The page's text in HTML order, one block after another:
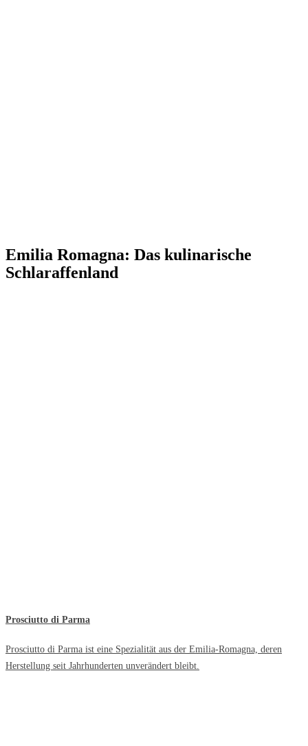
Emilia Romagna: Das kulinarische
Schlaraffenland
Prosciutto di Parma
Prosciutto di Parma ist eine Spezialität aus der Emilia-Romagna, deren
Herstellung seit Jahrhunderten unverändert bleibt.